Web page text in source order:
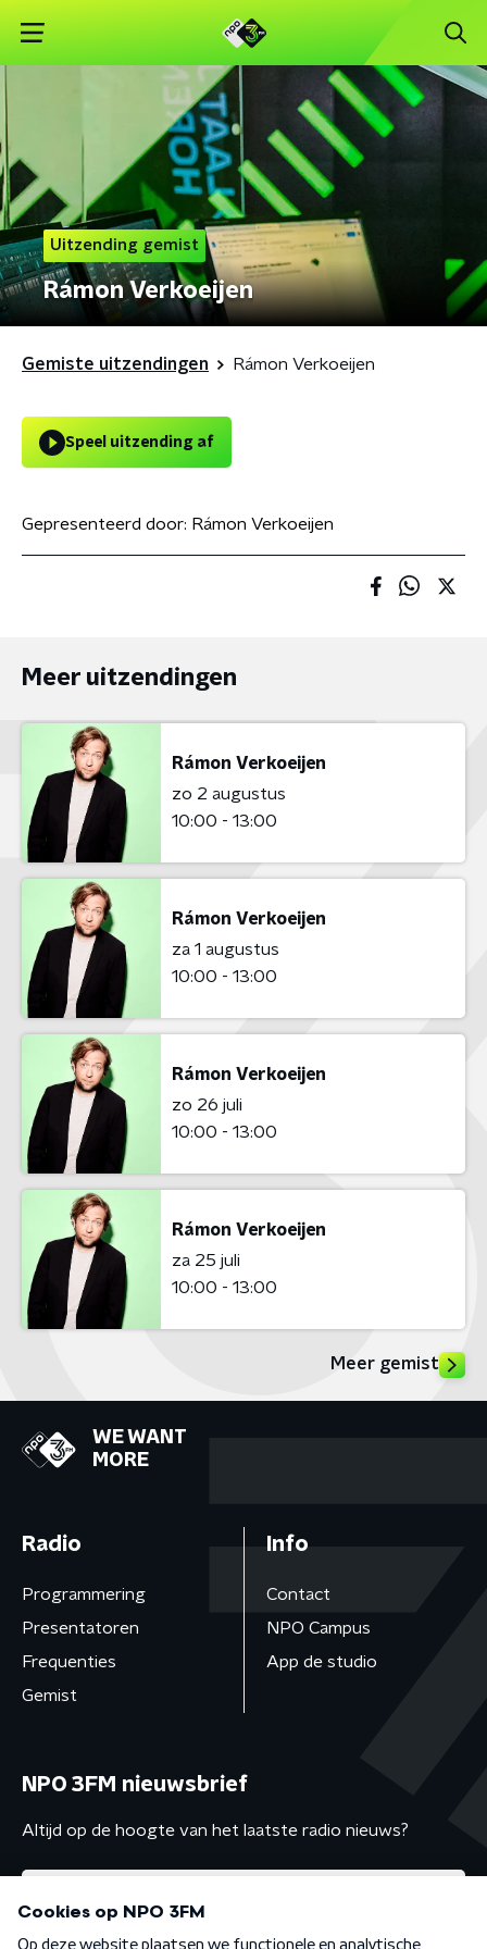
Uitzending gemist
Rámon Verkoeijen
Gemiste uitzendingen Rámon Verkoeijen
Speel uitzending af
Gepresenteerd door: Rámon Verkoeijen
Meer uitzendingen
Rámon Verkoeijen
zo 2 augustus
10:00 - 13:00
Rámon Verkoeijen
za 1 augustus
10:00 - 13:00
Rámon Verkoeijen
zo 26 juli
10:00 - 13:00
Rámon Verkoeijen
za 25 juli
10:00 - 13:00
Meer gemist
WE WANT
MORE
Radio
Programmering
Presentatoren
Frequenties
Gemist
Info
Contact
NPO Campus
App de studio
NPO 3FM nieuwsbrief
Altijd op de hoogte van het laatste radio nieuws?